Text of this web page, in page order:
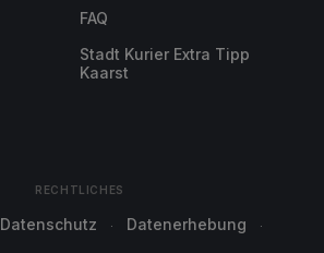
FAQ
Stadt Kurier Extra Tipp
Kaarst
RECHTLICHES
Datenschutz
Datenerhebung